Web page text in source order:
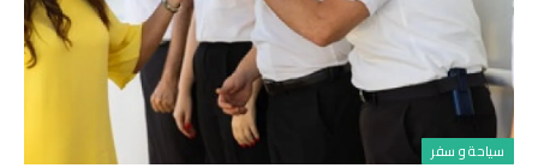
سياحة و سفر